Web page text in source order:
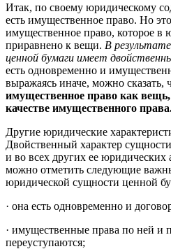
Итак, по своему юридическому
есть имущественное право. Но
имущественное право, которое в
приравнено к вещи. В
ценной бумаги имеет
есть одновременно и
выражаясь иначе, можно сказать,
имущественное право как
качестве имущественного
Другие юридические
Двойственный характер
и во всех других ее юридических
можно отметить следующие
юридической сущности ценной
· она есть одновременно и
· имущественные права по ней и
переуступаются;